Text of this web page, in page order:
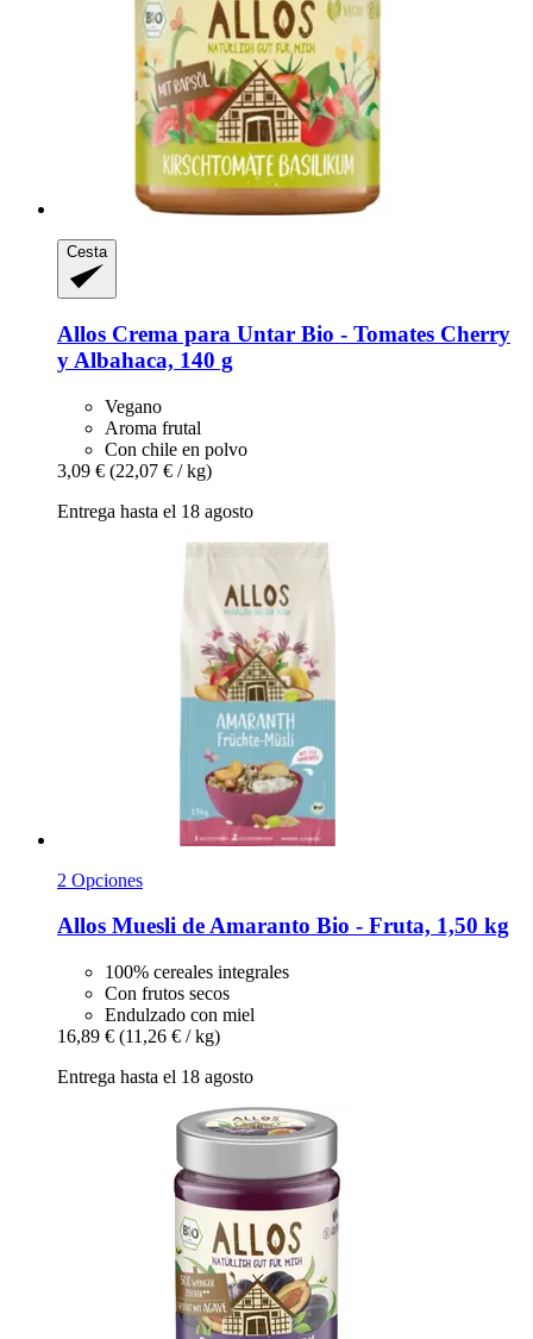
Cesta
Allos Crema para Untar Bio -​ Tomates Cherry
y Albahaca, 140 g
Vegano
Aroma frutal
Con chile en polvo
3,09 € (22,07 € / kg)
Entrega hasta el 18 agosto
2 Opciones
Allos Muesli de Amaranto Bio -​ Fruta, 1,50 kg
100% cereales integrales
Con frutos secos
Endulzado con miel
16,89 € (11,26 € / kg)
Entrega hasta el 18 agosto